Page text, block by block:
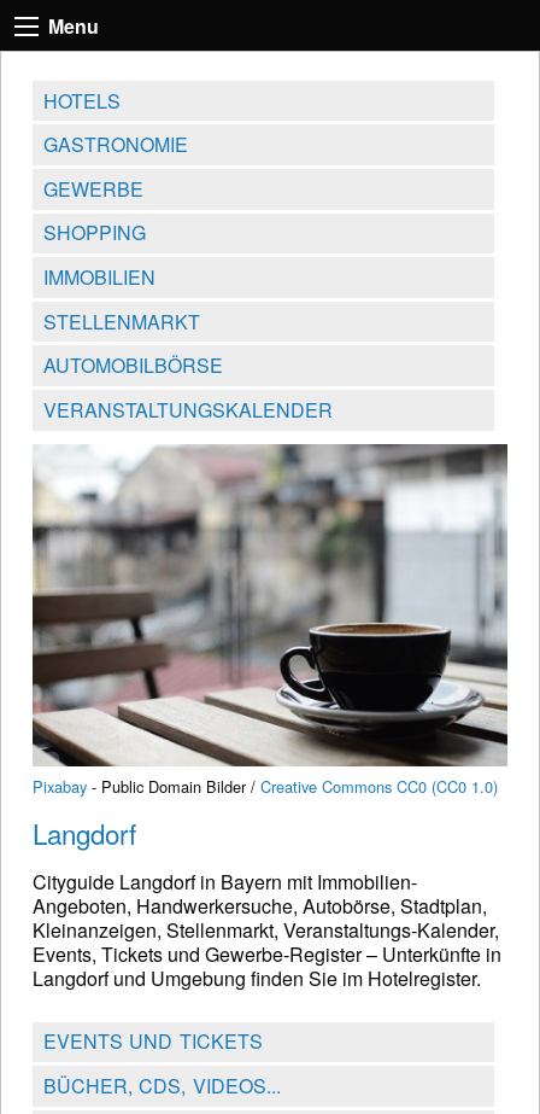
Menu
HOTELS
GASTRONOMIE
GEWERBE
SHOPPING
IMMOBILIEN
STELLENMARKT
AUTOMOBILBÖRSE
VERANSTALTUNGSKALENDER
Pixabay - Public Domain Bilder / Creative Commons CC0 (CC0 1.0)
Langdorf
Cityguide Langdorf in Bayern mit Immobilien-
Angeboten, Handwerkersuche, Autobörse, Stadtplan,
Kleinanzeigen, Stellenmarkt, Veranstaltungs-Kalender,
Events, Tickets und Gewerbe-Register – Unterkünfte in
Langdorf und Umgebung finden Sie im Hotelregister.
EVENTS UND TICKETS
BÜCHER, CDS, VIDEOS...